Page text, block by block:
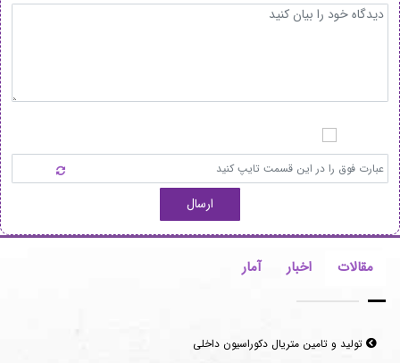
ارسال
مقالات اخبار آمار